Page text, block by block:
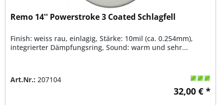
Remo 14'' Powerstroke 3 Coated Schlagfell
Finish: weiss rau, einlagig, Stärke: 10mil (ca. 0.254mm),
integrierter Dämpfungsring, Sound: warm und sehr...
Art.Nr.: 207104
32,00 € *